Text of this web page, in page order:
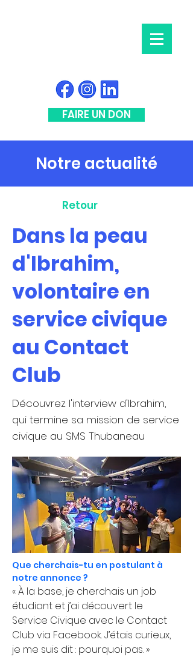
FAIRE UN DON
Notre actualité
Retour
Dans la peau
d'Ibrahim,
volontaire en
service civique
au Contact
Club
Découvrez l'interview d'Ibrahim,
qui termine sa mission de service
civique au SMS Thubaneau
Que cherchais-tu en postulant à
notre annonce ?
« À la base, je cherchais un job
étudiant et j’ai découvert le
Service Civique avec le Contact
Club via Facebook. J’étais curieux,
je me suis dit : pourquoi pas. »